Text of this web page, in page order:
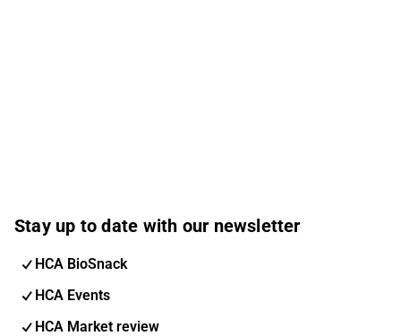
Stay up to date with our newsletter
HCA BioSnack
HCA Events
HCA Market review